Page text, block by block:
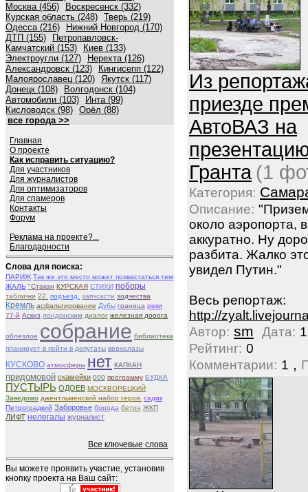
Москва (456)
Воскресенск (332)
Курская область (248) Тверь (219)
Одесса (216)
Нижний Новгород (170)
ДТП (155)
Петропавловск-
Камчатский (153)
Киев (133)
Электроугли (127)
Нерехта (126)
Александровск (123)
Кингисепп (122)
Малоярославец (120) Якутск (117)
Донецк (108)
Волгодонск (104)
Автомобили (103)
Инта (99)
Кисловодск (98) Орёл (88)
все города >>
Главная
О проекте
Как исправить ситуацию?
Для участников
Для журналистов
Для оптимизаторов
Для спамеров
Контакты
Форум
Реклама на проекте?...
Благодарности
Слова для поиска:
ПАРИЖ Так же это место может похвастаться тем
ЖАЛЬ "Стакан КУРСКАЯ СТИХИ поборы
таблички 22. подъезд. запчсасти зодчества
Кремль асфальтирование Дубы граница реки
77-й Аскиз лондонским диалог железная дорога
облезлое собрание библиотека
планирует в пойти в депутаты верхолазы
КУСКОВО атмосферы нет КАПКАН
придомовой скамейки 000 программу БУДКА
ПУСТЫРЬ ОДОЕВ МОСКВОРЕЦКИЙ
Заведомо джентльменский набор героя. садик
Петроградкий Заборовье борода бетон ЖКП
ЛИФТ нелегалы журналист
Все ключевые слова
Вы можете проявить участие, установив
кнопку проекта на Ваш сайт:
Из
приезде
АвтоВАЗ на
Гранта (1
Категория:
Описание:
около аэропорта,
аккуратно. Ну
разбита. Жалко
увидел Путин."
Весь репортаж:
http://
Автор: sm Дата:
Рейтинг: 0
Комментарии: 1 ,